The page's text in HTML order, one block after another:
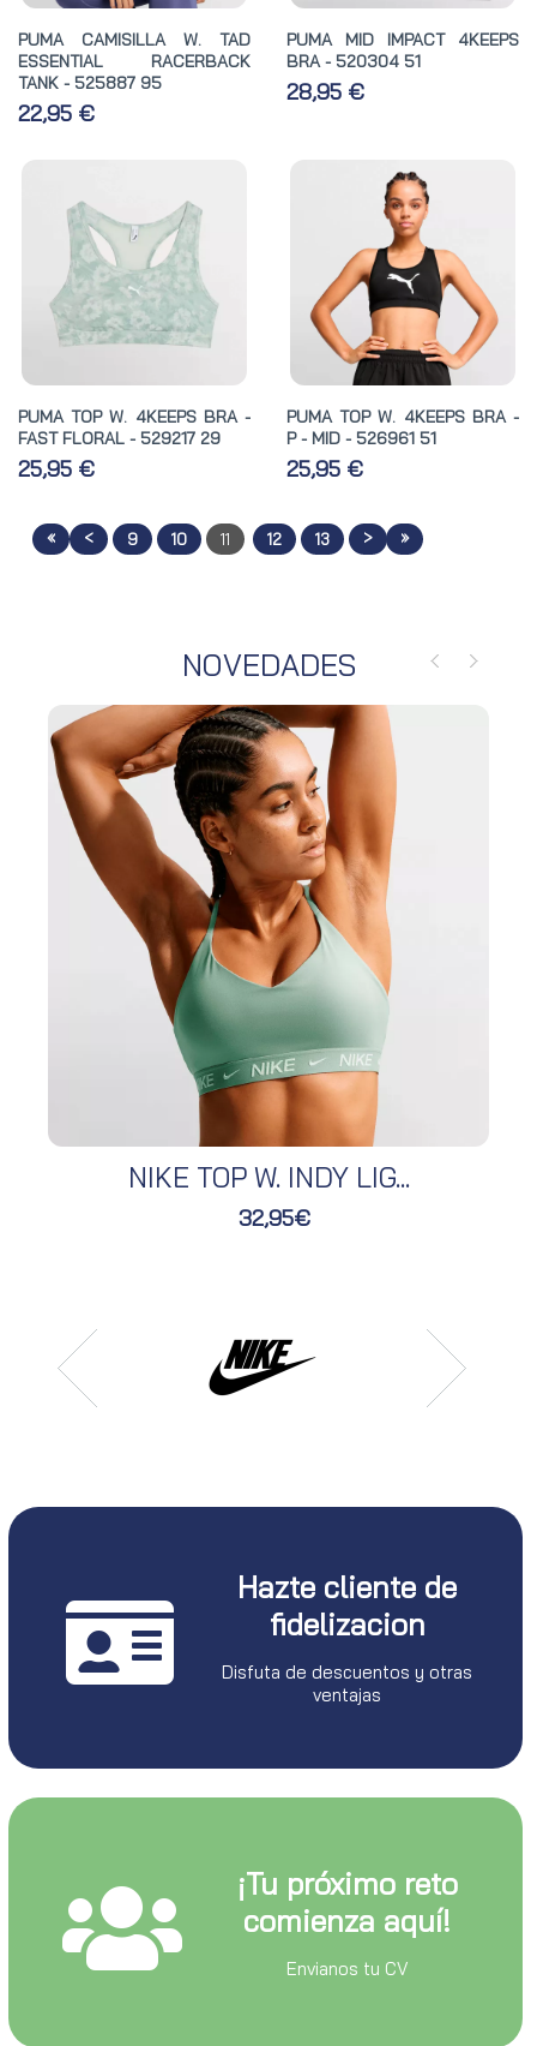
PUMA CAMISILLA W. TAD
ESSENTIAL RACERBACK
TANK - 525887 95
22,95 €
PUMA MID IMPACT 4KEEPS
BRA - 520304 51
28,95 €
PUMA TOP W. 4KEEPS BRA -
FAST FLORAL - 529217 29
25,95 €
PUMA TOP W. 4KEEPS BRA -
P - MID - 526961 51
25,95 €
« < 9 10 11 12 13 > »
NOVEDADES
NIKE TOP W. INDY LIG...
32,95€
Hazte cliente de
fidelizacion
Disfuta de descuentos y otras
ventajas
¡Tu próximo reto
comienza aquí!
Envianos tu CV